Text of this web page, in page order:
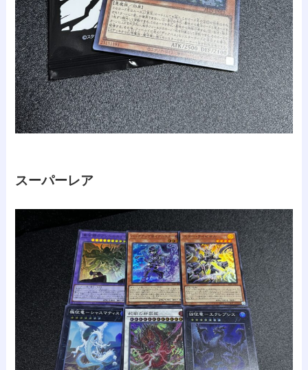
スーパーレア